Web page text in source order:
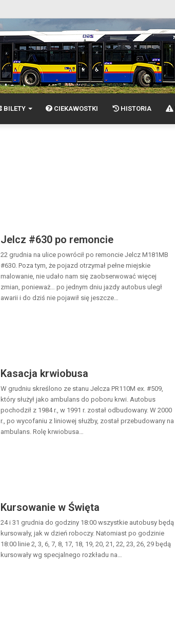
BILETY CIEKAWOSTKI HISTORIA
Jelcz #630 po remoncie
22 grudnia na ulice powrócił po remoncie Jelcz M181MB
#630. Poza tym, że pojazd otrzymał pełne miejskie
malowanie, nie udało nam się zaobserwować więcej
zmian, ponieważ… po jednym dniu jazdy autobus uległ
awarii i do dziś nie pojawił się jeszcze…
Kasacja krwiobusa
W grudniu skreślono ze stanu Jelcza PR110M ex. #509,
który służył jako ambulans do poboru krwi. Autobus
pochodził z 1984 r., w 1991 r. został odbudowany. W 2000
r., po wycofaniu z liniowej służby, został przebudowany na
ambulans. Rolę krwiobusa…
Kursowanie w Święta
24 i 31 grudnia do godziny 18:00 wszystkie autobusy będą
kursowały, jak w dzień roboczy. Natomiast po godzinie
18:00 linie 2, 3, 6, 7, 8, 17, 18, 19, 20, 21, 22, 23, 26, 29 będą
kursowały wg specjalnego rozkładu na…